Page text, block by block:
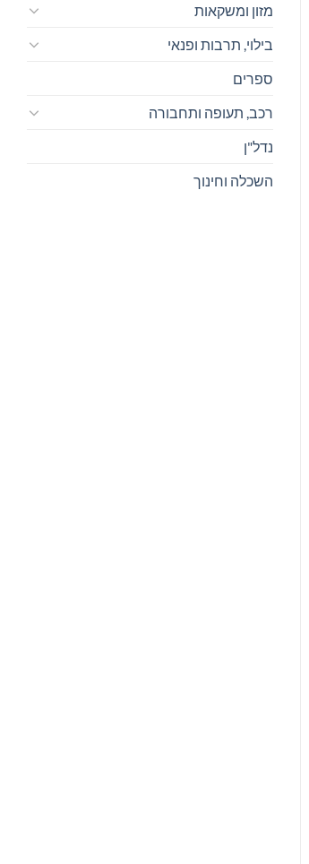
מזון ומשקאות
בילוי, תרבות ופנאי
ספרים
רכב, תעופה ותחבורה
נדל"ן
השכלה וחינוך